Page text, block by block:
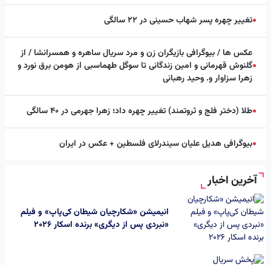
●تغییر چهره پسر شهاب حسینی در ۲۲ سالگی
●
عکس ها / بیوگرافی بازیگران زن و مرد سریال ساهره و همسرانشا / از
گلنوش قهرمانی و امین زندگانی تا سوگل طهماسبی از هومن برق نورد و
زهرا سزاوار و. وحید رهبانی
●طلا (دختر فلج و ثروتمند) تغییر چهره داد؛ زهرا جهرمی در ۴۰ سالگی
●بیوگرافی هدیل علیان سیندرلای فلسطین + عکس در ایران
آخرین اخبار
انیمیشن «شکارچیان شیطان کی‌پاپ» و فیلم
«نبردی پس از دیگری» برنده اسکار 2026